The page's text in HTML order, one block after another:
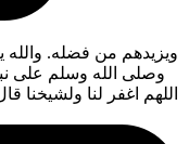
ويزيدهم من فضله. والله
وصلى الله وسلم على
اللهم اغفر لنا ولشيخنا